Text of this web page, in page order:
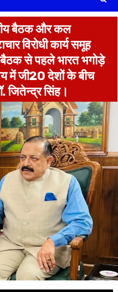
बैठक और कल
विरोधी कार्य समूह
से पहले भारत भगोड़े
में जी20 देशों के बीच
जितेन्द्र सिंह।